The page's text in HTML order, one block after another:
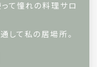
て憧れの料理サロ
して私の居場所。